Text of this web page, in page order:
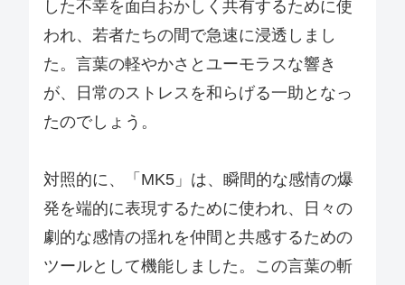
した不幸を面白おかしく共有するために使
われ、若者たちの間で急速に浸透しまし
た。言葉の軽やかさとユーモラスな響き
が、日常のストレスを和らげる一助となっ
たのでしょう。
対照的に、「MK5」は、瞬間的な感情の爆
発を端的に表現するために使われ、日々の
劇的な感情の揺れを仲間と共感するための
ツールとして機能しました。この言葉の斬